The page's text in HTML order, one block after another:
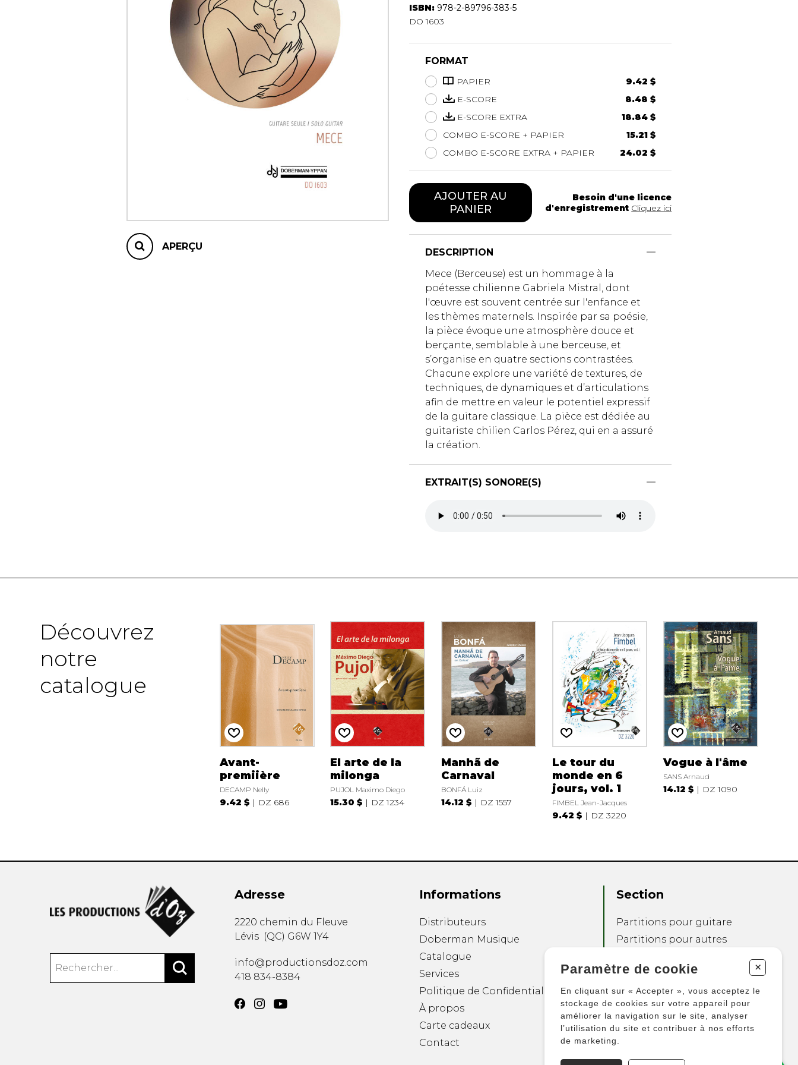
Hautbois
Luth
Percussion
Piano
Saxophone
Trompette
Tuba
Ukulélé
Voix
APERÇU
ISBN: 978-2-89796-383-5
DO 1603
FORMAT
PAPIER
9.42 $
E-SCORE
8.48 $
E-SCORE EXTRA
18.84 $
COMBO E-SCORE + PAPIER
15.21 $
COMBO E-SCORE EXTRA + PAPIER
24.02 $
AJOUTER AU
PANIER
Besoin d'une licence
d'enregistrement Cliquez ici
DESCRIPTION
Mece (Berceuse) est un hommage à la
poétesse chilienne Gabriela Mistral, dont
l'œuvre est souvent centrée sur l'enfance et
les thèmes maternels. Inspirée par sa poésie,
la pièce évoque une atmosphère douce et
berçante, semblable à une berceuse, et
s’organise en quatre sections contrastées.
Chacune explore une variété de textures, de
techniques, de dynamiques et d’articulations
afin de mettre en valeur le potentiel expressif
de la guitare classique. La pièce est dédiée au
guitariste chilien Carlos Pérez, qui en a assuré
la création.
EXTRAIT(S) SONORE(S)
Découvrez
notre
catalogue
Avant-
premiière
DECAMP Nelly
9.42 $ DZ 686
El arte de la
milonga
PUJOL Maximo Diego
15.30 $ DZ 1234
Manhã de
Carnaval
BONFÁ Luiz
14.12 $ DZ 1557
Le tour du
monde en 6
jours, vol. 1
FIMBEL Jean-Jacques
9.42 $ DZ 3220
Vogue à l'âme
SANS Arnaud
14.12 $ DZ 1090
Adresse
2220 chemin du Fleuve
Lévis (QC) G6W 1Y4
info@productionsdoz.com
418 834-8384
Informations
Distributeurs
Doberman Musique
Catalogue
Services
Politique de Confidentialité
À propos
Carte cadeaux
Contact
Section
Partitions pour guitare
Partitions pour autres
Partitions pour
ensembles
Autres produits
Paramètre de cookie +
En cliquant sur « Accepter », vous acceptez le
stockage de cookies sur votre appareil pour
améliorer la navigation sur le site, analyser
l’utilisation du site et contribuer à nos efforts
de marketing.